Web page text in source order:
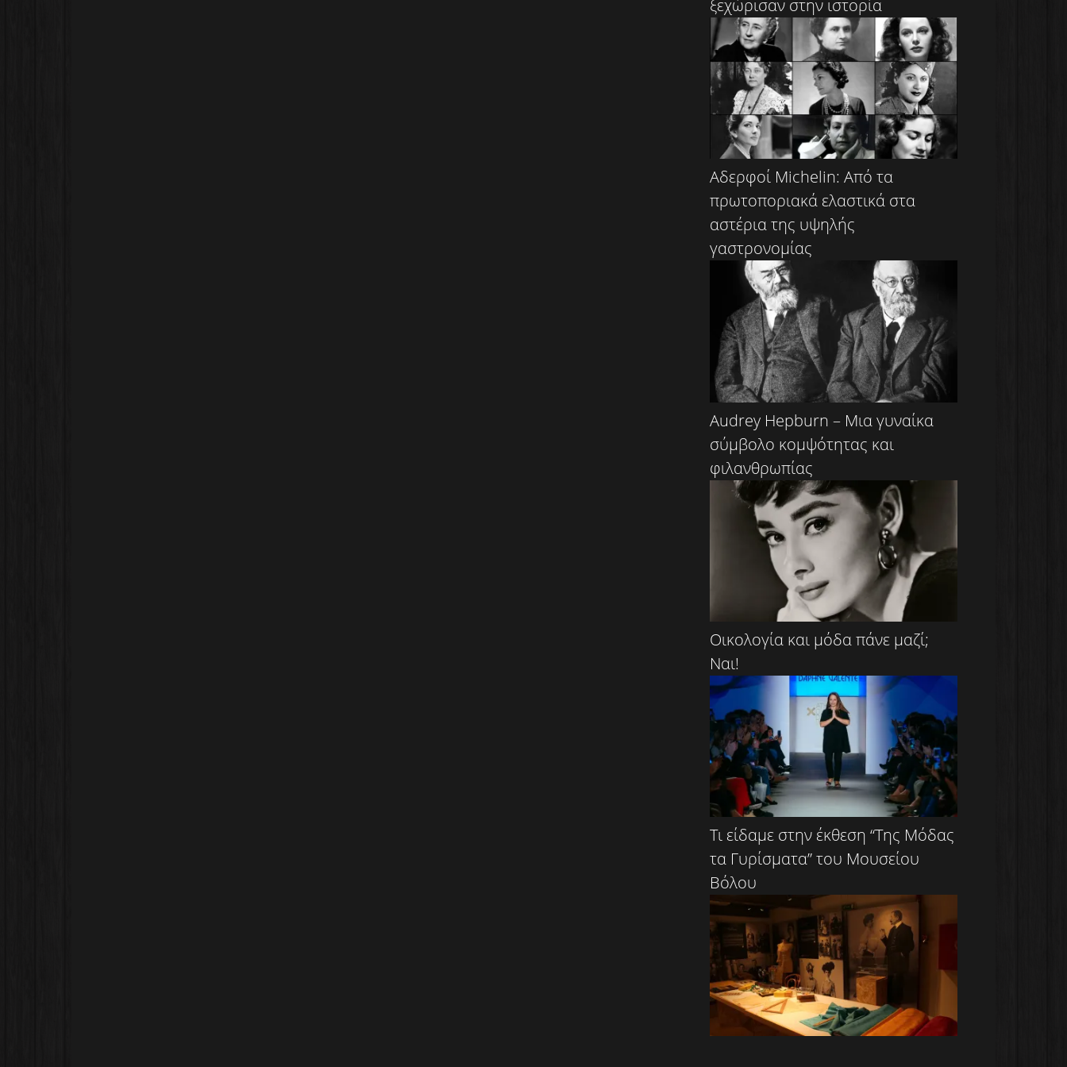
ξεχώρισαν στην ιστορία
Αδερφοί Michelin: Από τα
πρωτοποριακά ελαστικά στα
αστέρια της υψηλής
γαστρονομίας
Audrey Hepburn – Μια γυναίκα
σύμβολο κομψότητας και
φιλανθρωπίας
Οικολογία και μόδα πάνε μαζί;
Ναι!
Τι είδαμε στην έκθεση “Της Μόδας
τα Γυρίσματα” του Μουσείου
Βόλου